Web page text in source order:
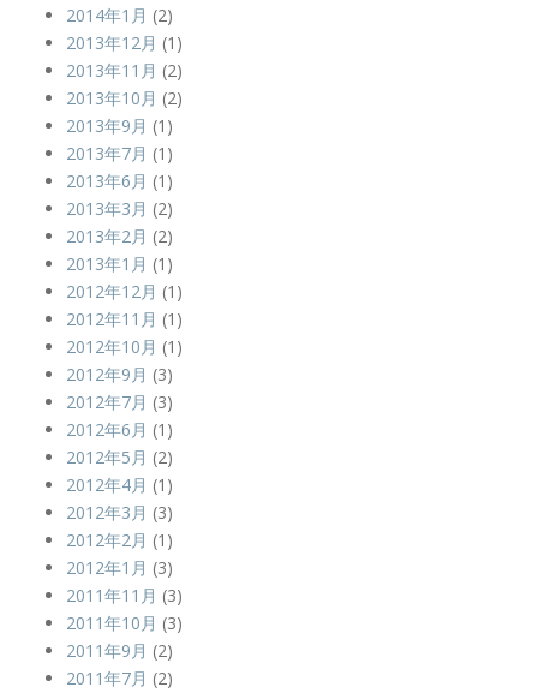
2014年1月 (2)
2013年12月 (1)
2013年11月 (2)
2013年10月 (2)
2013年9月 (1)
2013年7月 (1)
2013年6月 (1)
2013年3月 (2)
2013年2月 (2)
2013年1月 (1)
2012年12月 (1)
2012年11月 (1)
2012年10月 (1)
2012年9月 (3)
2012年7月 (3)
2012年6月 (1)
2012年5月 (2)
2012年4月 (1)
2012年3月 (3)
2012年2月 (1)
2012年1月 (3)
2011年11月 (3)
2011年10月 (3)
2011年9月 (2)
2011年7月 (2)